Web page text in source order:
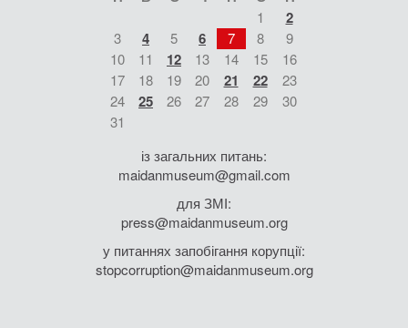
1 2
3 4 5 6 7 8
9
10
11 12 13 14 15
16
17
18 19 20 21 22
23
24
25 26 27 28 29
30
31
із загальних питань:
maidanmuseum@gmail.com
для ЗМІ:
press@maidanmuseum.org
у питаннях запобігання корупції:
stopcorruption@maidanmuseum.org